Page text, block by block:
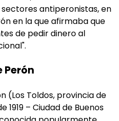
antiperonistas, en
en la que afirmaba que
de pedir dinero al
Perón
(Los Toldos, provincia de
1919 – Ciudad de Buenos